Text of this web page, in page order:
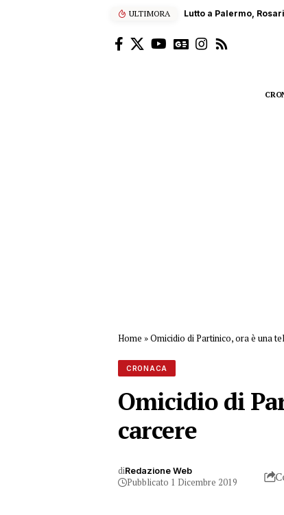
ULTIMORA Palermo, la moto
Home »Omicidio di Partinico, ora è una
CRONACA
Omicidio di
carcere
diRedazione Web
Pubblicato 1 Dicembre 2019